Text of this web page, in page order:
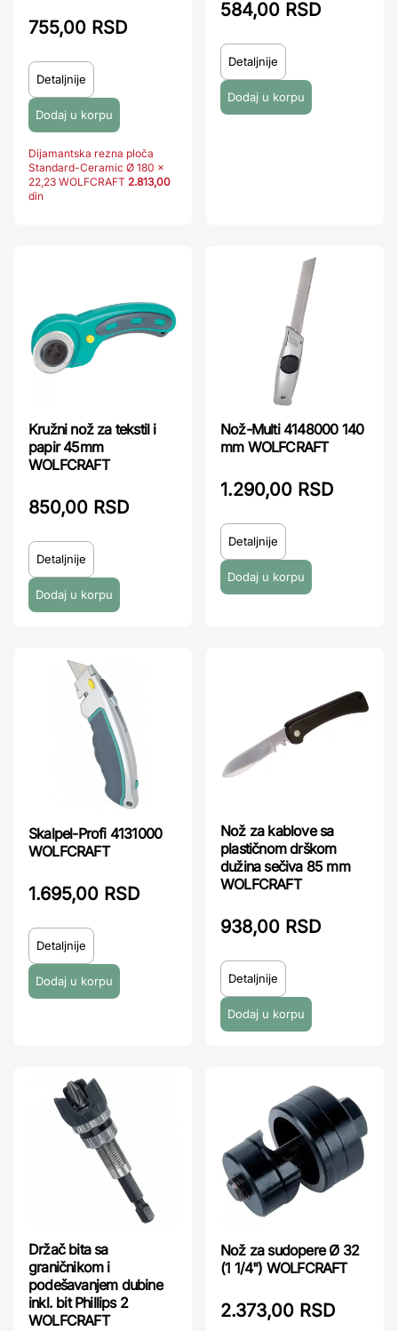
755,00 RSD
Detaljnije
Dijamantska rezna ploča
Standard-Ceramic Ø 180 x
22,23 WOLFCRAFT 2.813,00
din
584,00 RSD
Detaljnije
Kružni nož za tekstil i
papir 45mm
WOLFCRAFT
850,00 RSD
Detaljnije
Nož-Multi 4148000 140
mm WOLFCRAFT
1.290,00 RSD
Detaljnije
Skalpel-Profi 4131000
WOLFCRAFT
1.695,00 RSD
Detaljnije
Nož za kablove sa
plastičnom drškom
dužina sečiva 85 mm
WOLFCRAFT
938,00 RSD
Detaljnije
Držač bita sa
graničnikom i
podešavanjem dubine
inkl. bit Phillips 2
WOLFCRAFT
Nož za sudopere Ø 32
(1 1/4") WOLFCRAFT
2.373,00 RSD